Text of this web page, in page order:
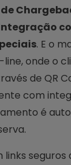
. E o
onde o
de QR
com
é
links